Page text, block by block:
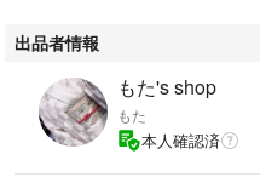
出品者情報
もた's shop
もた
本人確認済